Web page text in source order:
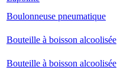
Boulonneuse pneumatique
Bouteille à boisson alcoolisée
Bouteille à boisson alcoolisée